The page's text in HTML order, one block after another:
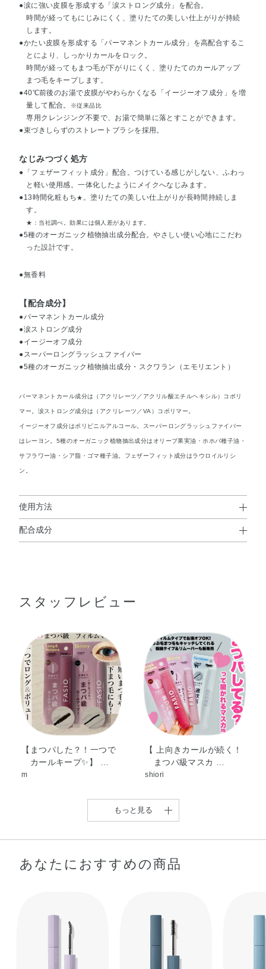
●涙に強い皮膜を形成する「涙ストロング成分」を配合。
時間が経ってもにじみにくく、塗りたての美しい仕上がりが持続
します。
●かたい皮膜を形成する「パーマネントカール成分」を高配合するこ
とにより、しっかりカールをロック。
時間が経ってもまつ毛が下がりにくく、塗りたてのカールアップ
まつ毛をキープします。
●40℃前後のお湯で皮膜がやわらかくなる「イージーオフ成分」を増
量して配合。
※従来品比
専用クレンジング不要で、お湯で簡単に落とすことができます。
●束づきしらずのストレートブラシを採用。
なじみつづく処方
●「フェザーフィット成分」配合。つけている感じがしない、ふわっ
と軽い使用感。一体化したようにメイクへなじみます。
●13時間化粧もち★ 。塗りたての美しい仕上がりが長時間持続しま
す。
★：当社調べ。効果には個人差があります。
●5種のオーガニック植物抽出成分配合。やさしい使い心地にこだわ
った設計です。
●無香料
【配合成分】
●パーマネントカール成分
●涙ストロング成分
●イージーオフ成分
●スーパーロングラッシュファイバー
●5種のオーガニック植物抽出成分・スクワラン（エモリエント）
パーマネントカール成分は（アクリレーツ／アクリル酸エチルヘキシル）コポリ
マー。涙ストロング成分は（アクリレーツ／VA）コポリマー。
イージーオフ成分はポリビニルアルコール。スーパーロングラッシュファイバー
はレーヨン。5種のオーガニック植物抽出成分はオリーブ果実油・ホホバ種子油・
サフラワー油・シア脂・ゴマ種子油。フェザーフィット成分はラウロイルリシ
ン。
使用方法
使用方法
配合成分
リル・ミツロウ・ステアリン酸・セテアリルアルコール・
ス・ポリソルベート80・オリーブ果実油・ゴマ種子油・サ
フラワー油・シア脂・ホホバ種子油・EDTA－2Na・PEG
－20ソルビタンココエート・アクリレーツコポリマー・シ
メチコン・シリカ・スクワラン・セスキオレイン酸ソルビ
タン・セテス－25・タルク・ヒドロキシエチルセルロー
ス・ポリアクリル酸Na・ポリビニルアルコール・マイクロ
クリスタリンワックス・ミネラルオイル・ラウリル硫酸
Na・ラウレス－21・ラウロイルリシン・デヒドロ酢酸
Na・フェノキシエタノール・メチルパラベン・酸化鉄
スタッフレビュー
【まつパした？！一つで
カールキープ✨】 …
m
【 上向きカールが続く！
まつパ級マスカ …
shiori
【まつパをかけたような
驚きのカールアップ …
【どんなまつ毛も盛れ
る！！！“まつぱ級美
…
Nao
もっと見る
あなたにおすすめの商品